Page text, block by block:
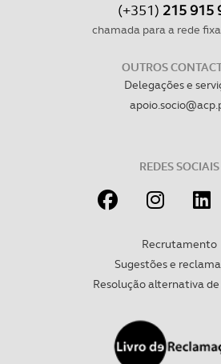
(+351) 215 915
chamada para a rede
OUTROS
Delegações e
REDES SOCIAIS
Recrutamento
Sugestões e
Resolução alternativa